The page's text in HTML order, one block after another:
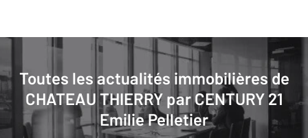
Toutes les actualités immobilières de
CHATEAU THIERRY parCENTURY 21
Emilie Pelletier
Actualités immobilières à CHATEAU THIERRY
Achat d’une maison de caractère à Château-Thierry
avec notre agence immobilière CENTURY 21 Emilie
Pelletier